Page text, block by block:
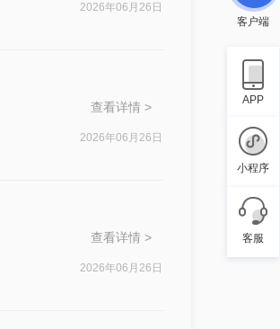
2026年06月26日
查看详情 >
2026年06月26日
查看详情 >
2026年06月26日
客户端
APP
小程序
客服